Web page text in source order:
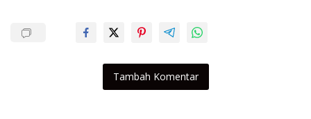
Tambah Komentar